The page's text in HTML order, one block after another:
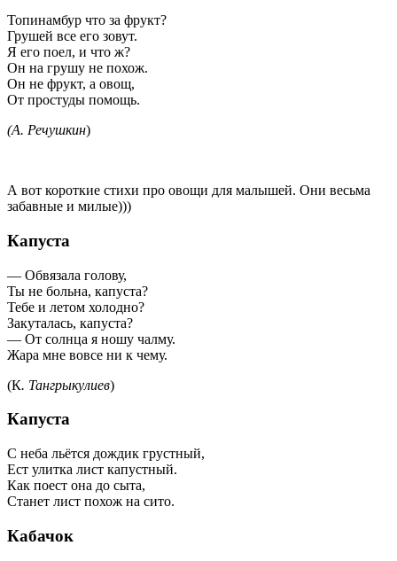
Топинамбур что за фрукт?
Грушей все его зовут.
Я его поел, и что ж?
Он на грушу не похож.
Он не фрукт, а овощ,
От простуды помощь.
(А. Речушкин)
А вот короткие стихи про овощи для малышей. Они весьма
забавные и милые)))
Капуста
— Обвязала голову,
Ты не больна, капуста?
Тебе и летом холодно?
Закуталась, капуста?
— От солнца я ношу чалму.
Жара мне вовсе ни к чему.
(К. Тангрыкулиев)
Капуста
С неба льётся дождик грустный,
Ест улитка лист капустный.
Как поест она до сыта,
Станет лист похож на сито.
Кабачок